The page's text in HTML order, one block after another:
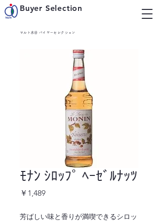
Buyer Selection
マルト水谷 バイヤーセレクション
ﾓﾅﾝ ｼﾛｯﾌﾟ ﾍｰｾﾞﾙﾅｯﾂ
￥1,489価
芳ばしい味と香りが満喫できるシロッ